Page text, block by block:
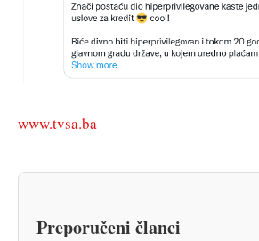
www.tvsa.ba
Preporučeni članci